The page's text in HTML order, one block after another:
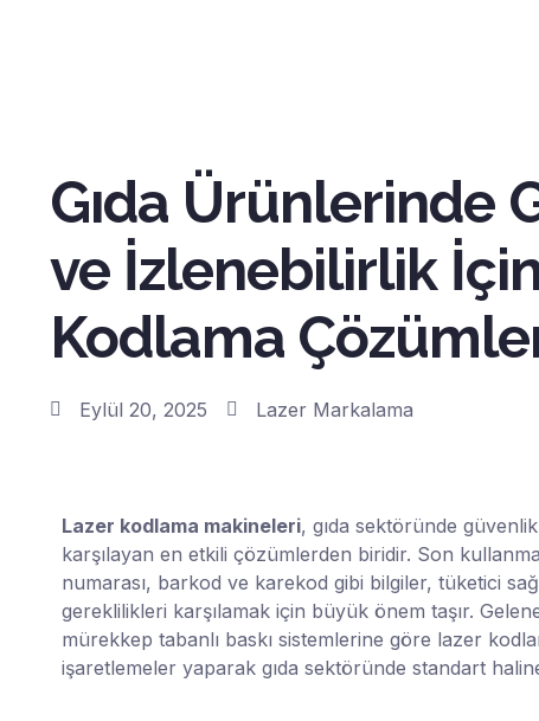
Gıda Ürünlerinde
ve İzlenebilirlik
Kodlama
Eylül 20, 2025 Lazer Markalama
Lazer kodlama makineleri, gıda sektöründe
karşılayan en etkili çözümlerden biridir. Son
numarası, barkod ve karekod gibi bilgiler, tüketici
gereklilikleri karşılamak için büyük önem taşır.
mürekkep tabanlı baskı sistemlerine göre lazer
işaretlemeler yaparak gıda sektöründe standart